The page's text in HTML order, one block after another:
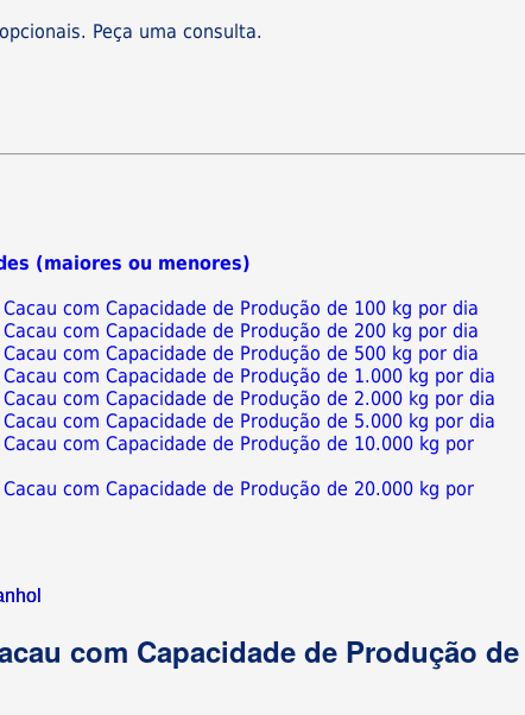
Peça uma consulta.
(maiores ou menores)
com Capacidade de Produção de 100 kg por dia
com Capacidade de Produção de 200 kg por dia
com Capacidade de Produção de 500 kg por dia
com Capacidade de Produção de 1.000 kg por dia
com Capacidade de Produção de 2.000 kg por dia
com Capacidade de Produção de 5.000 kg por dia
com Capacidade de Produção de 10.000 kg por
com Capacidade de Produção de 20.000 kg por
com Capacidade de Produção de